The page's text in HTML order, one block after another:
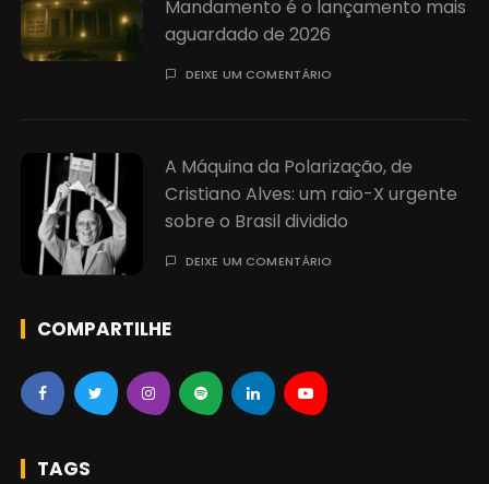
Mandamento é o lançamento mais
aguardado de 2026
DEIXE UM COMENTÁRIO
A Máquina da Polarização, de
Cristiano Alves: um raio-X urgente
sobre o Brasil dividido
DEIXE UM COMENTÁRIO
COMPARTILHE
TAGS